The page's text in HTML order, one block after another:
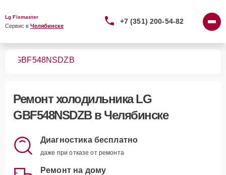
Lg Fixmaster
Сервис в Челябинске
+7 (351) 200-54-82
GBF548NSDZB
Ремонтхолодильника LG
GBF548NSDZBв Челябинске
Диагностика бесплатно
даже при отказе от ремонта
Ремонт на дому